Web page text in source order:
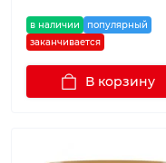
в наличии
популярный
заканчивается
В корзину